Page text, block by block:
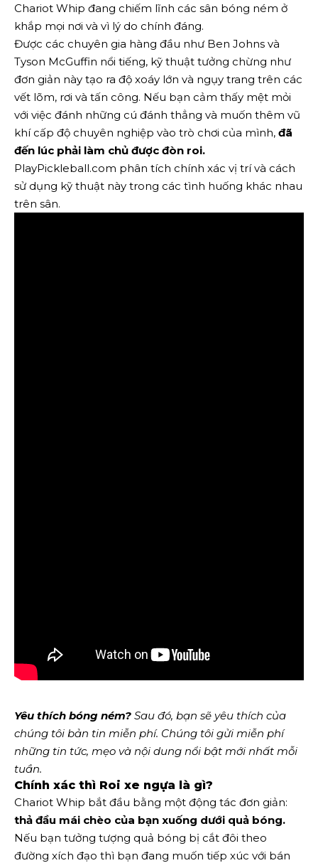
Chariot Whip đang chiếm lĩnh các sân bóng ném ở
khắp mọi nơi và vì lý do chính đáng.
Được các chuyên gia hàng đầu như Ben Johns và
Tyson McGuffin nổi tiếng, kỹ thuật tưởng chừng như
đơn giản này tạo ra độ xoáy lớn và ngụy trang trên các
vết lõm, rơi và tấn công. Nếu bạn cảm thấy mệt mỏi
với việc đánh những cú đánh thẳng và muốn thêm vũ
khí cấp độ chuyên nghiệp vào trò chơi của mình, đã
đến lúc phải làm chủ được đòn roi.
PlayPickleball.com phân tích chính xác vị trí và cách
sử dụng kỹ thuật này trong các tình huống khác nhau
trên sân.
Yêu thích bóng ném? Sau đó, bạn sẽ yêu thích của
chúng tôi bản tin miễn phí. Chúng tôi gửi miễn phí
những tin tức, mẹo và nội dung nổi bật mới nhất mỗi
tuần.
Chính xác thì Roi xe ngựa là gì?
Chariot Whip bắt đầu bằng một động tác đơn giản:
thả đầu mái chèo của bạn xuống dưới quả bóng.
Nếu bạn tưởng tượng quả bóng bị cắt đôi theo
đường xích đạo thì bạn đang muốn tiếp xúc với bán